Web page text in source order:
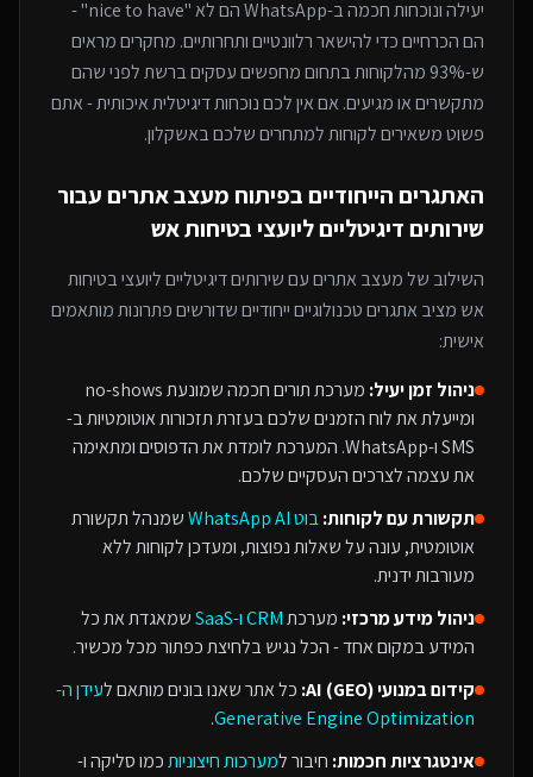
יעילה ונוכחות חכמה ב-WhatsApp הם לא "nice to have" -
הם הכרחיים כדי להישאר רלוונטיים ותחרותיים. מחקרים מראים
ש-93% מהלקוחות בתחום מחפשים עסקים ברשת לפני שהם
מתקשרים או מגיעים. אם אין לכם נוכחות דיגיטלית איכותית - אתם
פשוט משאירים לקוחות למתחריםשלכם באשקלון.
האתגרים הייחודיים בפיתוח מעצב אתריםעבור
שירותים דיגיטליים ליועצי בטיחות אש
השילוב שלמעצב אתריםעםשירותים דיגיטליים ליועצי בטיחות
אש מציב אתגרים טכנולוגיים ייחודיים שדורשים פתרונות מותאמים
אישית:
ניהול זמן יעיל:
מערכת תורים חכמה שמונעת no-shows
ומייעלת את לוח הזמנים שלכם בעזרת תזכורות אוטומטיות ב-
SMS ו-WhatsApp. המערכת לומדת את הדפוסים ומתאימה
את עצמה לצרכים העסקיים שלכם.
תקשורת עם לקוחות:בוט WhatsApp AI
שמנהל תקשורת
אוטומטית, עונה על שאלות נפוצות, ומעדכן לקוחות ללא
מעורבות ידנית.
ניהול מידע מרכזי: מערכתCRM ו-SaaS
שמאגדת את כל
המידע במקום אחד - הכל נגיש בלחיצת כפתור מכל מכשיר.
קידום במנועי AI (GEO):
כל אתר שאנו בונים מותאם לעידן ה-
Generative Engine Optimization
.
אינטגרציות חכמות: חיבור למערכות חיצוניותכמו סליקה ו-